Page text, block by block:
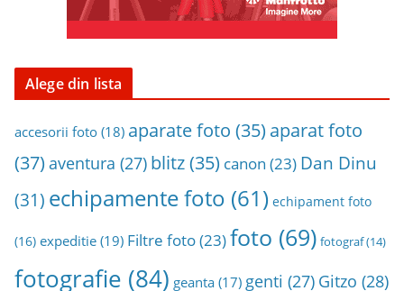
Alege din lista
accesorii foto (18) aparate foto (35) aparat foto
(37) aventura (27) blitz(35) canon (23) Dan Dinu
(31) echipamente foto (61) echipament foto
(16) expeditie (19) Filtre foto(23)foto (69) fotograf(14)
fotografie (84) geanta (17) genti (27) Gitzo (28)